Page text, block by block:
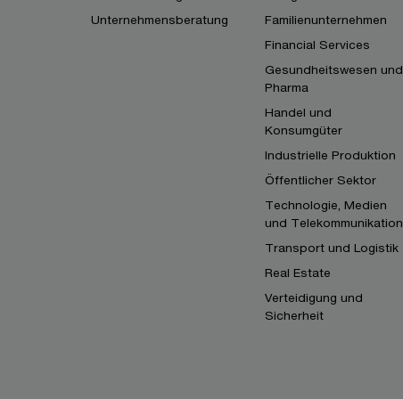
Unternehmensberatung
Familienunternehmen
Financial Services
Gesundheitswesen und
Pharma
Handel und
Konsumgüter
Industrielle Produktion
Öffentlicher Sektor
Technologie, Medien
und Telekommunikation
Transport und Logistik
Real Estate
Verteidigung und
Sicherheit